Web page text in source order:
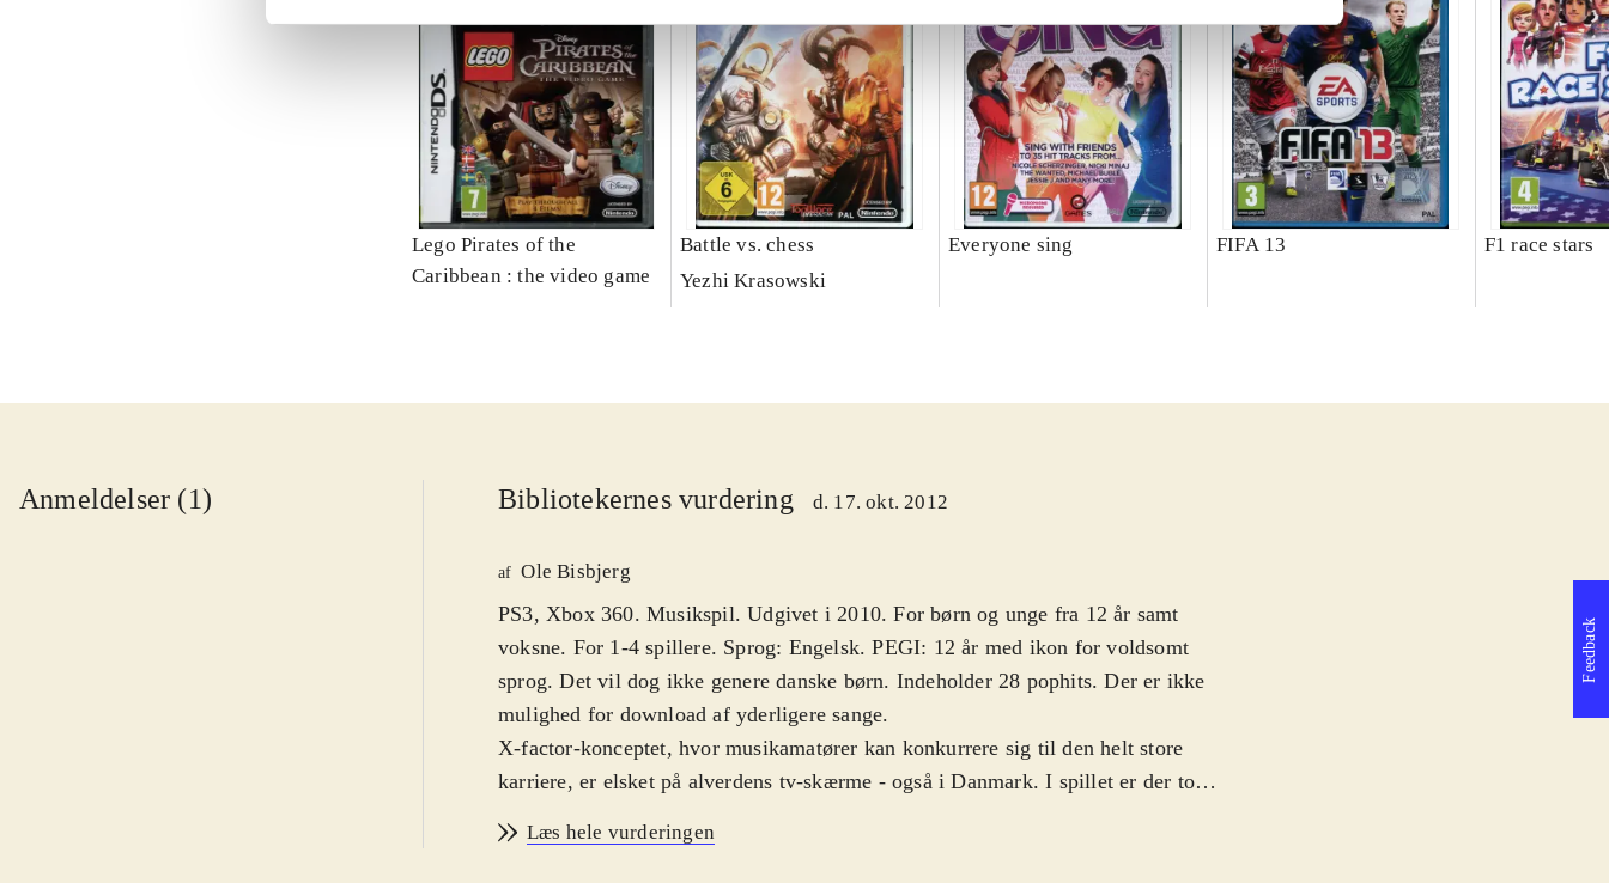
Lego Pirates of the
Caribbean : the video game
Battle vs. chess
Yezhi Krasowski
Everyone sing FIFA 13 F1 race stars
Anmeldelser (1) Bibliotekernes vurdering d. 17. okt. 2012
af Ole Bisbjerg
PS3, Xbox 360. Musikspil. Udgivet i 2010. For børn og unge fra 12 år samt
voksne. For 1-4 spillere. Sprog: Engelsk. PEGI: 12 år med ikon for voldsomt
sprog. Det vil dog ikke genere danske børn. Indeholder 28 pophits. Der er ikke
mulighed for download af yderligere sange.
X-factor-konceptet, hvor musikamatører kan konkurrere sig til den helt store
karriere, er elsket på alverdens tv-skærme - også i Danmark. I spillet er der to
store finale) og party, hvor man kan tage et hurtigt spil. Gameplay minder om
Læs hele vurderingen
Feedback